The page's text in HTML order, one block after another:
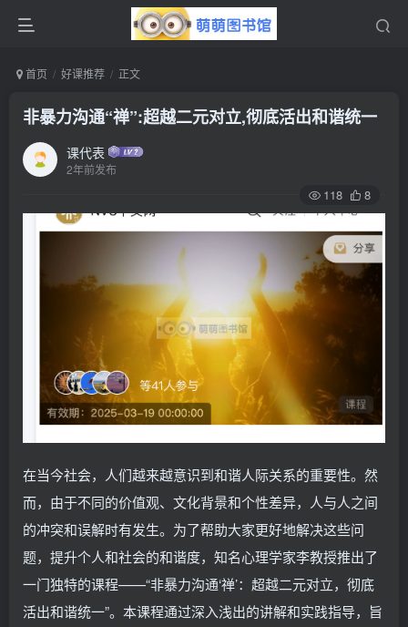
首页 好课推荐 正文
非暴力沟通“禅”:超越二元对立,彻底活出和谐统一
课代表
2年前发布
118 8
在当今社会，人们越来越意识到和谐人际关系的重要性。然
而，由于不同的价值观、文化背景和个性差异，人与人之间
的冲突和误解时有发生。为了帮助大家更好地解决这些问
题，提升个人和社会的和谐度，知名心理学家李教授推出了
一门独特的课程——“非暴力沟通‘禅’：超越二元对立，彻底
活出和谐统一”。本课程通过深入浅出的讲解和实践指导，旨